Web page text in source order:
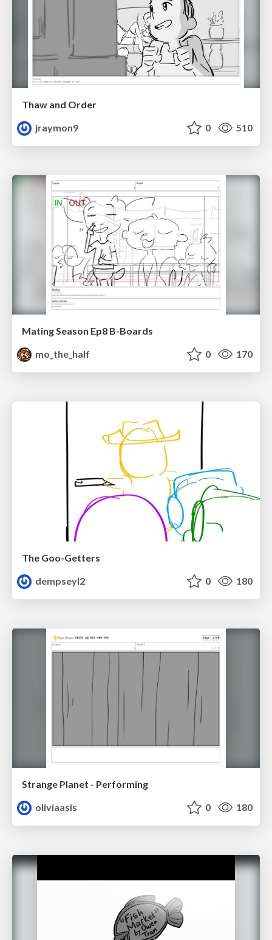
Thaw and Order
jraymon9
0 510
Mating Season Ep8 B-Boards
mo_the_half
0 170
The Goo-Getters
dempseyl2
0 180
Strange Planet - Performing
oliviaasis
0 180